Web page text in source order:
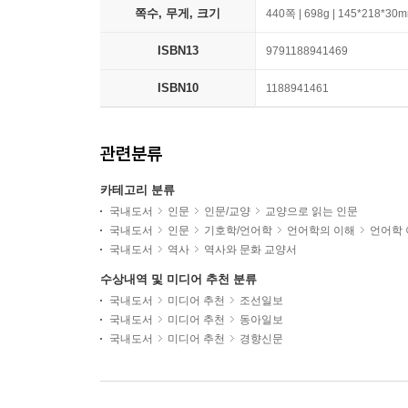
쪽수, 무게, 크기 440쪽 | 698g |
ISBN13 9791188941469
ISBN10 1188941461
관련분류
카테고리 분류
국내도서 인문 인문/교양
교양으로 읽는 인문
국내도서
인문 기호학/언어학 언어학의 이해
언어학
국내도서
역사 역사와 문화 교양서
수상내역 및 미디어 추천 분류
국내도서 미디어 추천
조선일보
국내도서
미디어 추천
동아일보
국내도서
미디어 추천 경향신문